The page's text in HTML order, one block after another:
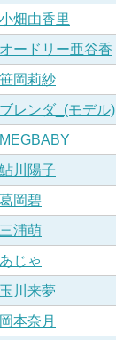
小畑由香里
オードリー亜谷香
笹岡莉紗
ブレンダ_(モデル)
MEGBABY
鮎川陽子
葛岡碧
三浦萌
あじゃ
玉川来夢
岡本奈月